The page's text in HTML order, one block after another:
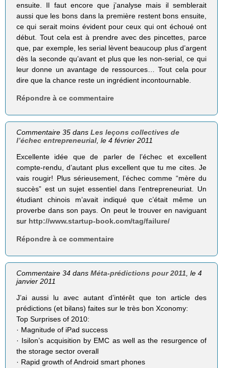
ensuite. Il faut encore que j’analyse mais il semblerait
aussi que les bons dans la première restent bons ensuite,
ce qui serait moins évident pour ceux qui ont échoué ont
début. Tout cela est à prendre avec des pincettes, parce
que, par exemple, les serial lèvent beaucoup plus d’argent
dès la seconde qu’avant et plus que les non-serial, ce qui
leur donne un avantage de ressources… Tout cela pour
dire que la chance reste un ingrédient incontournable.
Répondre à ce commentaire
Commentaire 35 dansLes leçons collectives de
l’échec entrepreneurial , le 4 février 2011
Excellente idée que de parler de l’échec et excellent
compte-rendu, d’autant plus excellent que tu me cites. Je
vais rougir! Plus sérieusement, l’échec comme “mère du
succès” est un sujet essentiel dans l’entrepreneuriat. Un
étudiant chinois m’avait indiqué que c’était même un
proverbe dans son pays. On peut le trouver en naviguant
sur http://www.startup-book.com/tag/failure/
Répondre à ce commentaire
Commentaire 34 dansMéta-prédictions pour 2011 , le 4
janvier 2011
J’ai aussi lu avec autant d’intérêt que ton article des
prédictions (et bilans) faites sur le très bon Xconomy:
Top Surprises of 2010:
· Magnitude of iPad success
· Isilon’s acquisition by EMC as well as the resurgence of
the storage sector overall
· Rapid growth of Android smart phones